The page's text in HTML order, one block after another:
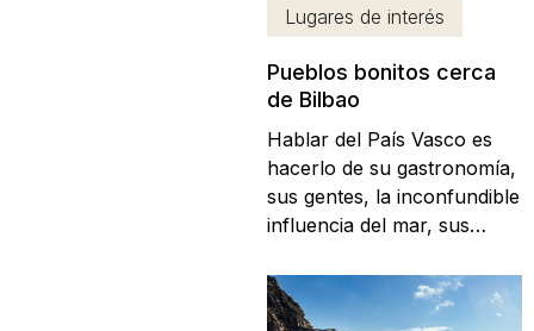
en familia. Y como sabemos
que...
Lugares de interés
Pueblos bonitos cerca
de Bilbao
Hablar del País Vasco es
hacerlo de su gastronomía,
sus gentes, la inconfundible
influencia del mar, sus
especialmente, sus
preciosos pueblos. Museo